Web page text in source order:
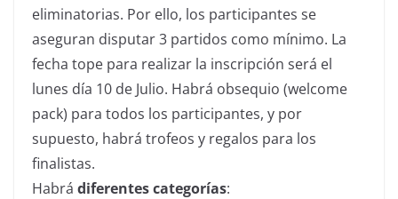
eliminatorias. Por ello, los participantes se
aseguran disputar 3 partidos como mínimo. La
fecha tope para realizar la inscripción será el
lunes día 10 de Julio. Habrá obsequio (welcome
pack) para todos los participantes, y por
supuesto, habrá trofeos y regalos para los
finalistas.
Habrá diferentes categorías: